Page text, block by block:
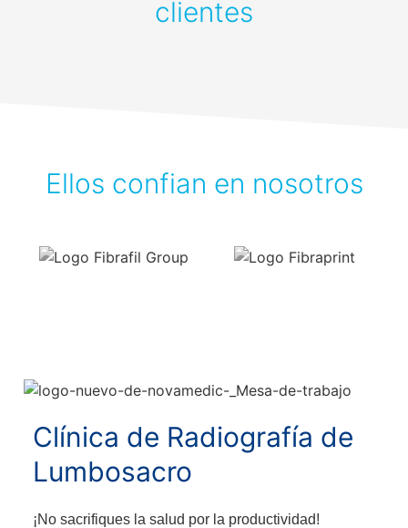
clientes
Ellos confian en nosotros
Clínica de Radiografía de
Lumbosacro
¡No sacrifiques la salud por la productividad!